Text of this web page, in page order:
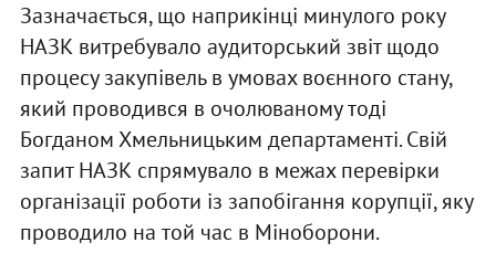
Зазначається, що наприкінці минулого року
НАЗК витребувало аудиторський звіт щодо
процесу закупівель в умовах воєнного стану,
який проводився в очолюваному тоді
Богданом Хмельницьким департаменті. Свій
запит НАЗК спрямувало в межах перевірки
організації роботи із запобігання корупції, яку
проводило на той час в Міноборони.